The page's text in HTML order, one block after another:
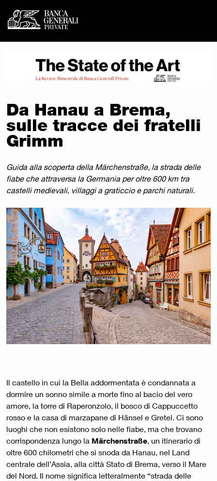
Banca Generali Private
Vai al contenuto principale
Da Hanau a Brema,
sulle tracce dei fratelli
Grimm
Guida alla scoperta della Märchenstraße, la strada delle
fiabe che attraversa la Germania per oltre 600 km tra
castelli medievali, villaggi a graticcio e parchi naturali.
Il castello in cui la Bella addormentata è condannata a
dormire un sonno simile a morte fino al bacio del vero
amore, la torre di Raperonzolo, il bosco di Cappuccetto
rosso e la casa di marzapane di Hänsel e Gretel. Ci sono
luoghi che non esistono solo nelle fiabe, ma che trovano
corrispondenza lungo la Märchenstraße, un itinerario di
oltre 600 chilometri che si snoda da Hanau, nel Land
centrale dell’Assia, alla città Stato di Brema, verso il Mare
del Nord. Il nome significa letteralmente “strada delle